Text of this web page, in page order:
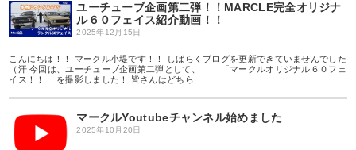
ユーチューブ企画第二弾！！MARCLE完全オリジナ
ル６０フェイス紹介動画！！
2025年12月15日
こんにちは！！ マークル小堤です！！ しばらくブログを更新できていませんでした
（汗 今回は、ユーチューブ企画第二弾として、 「マークルオリジナル６０フェ
イス！！」 を撮影しました！ 皆さんはどちら
マークルYoutubeチャンネル始めました
2025年10月20日